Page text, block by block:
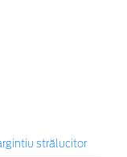
strălucitor